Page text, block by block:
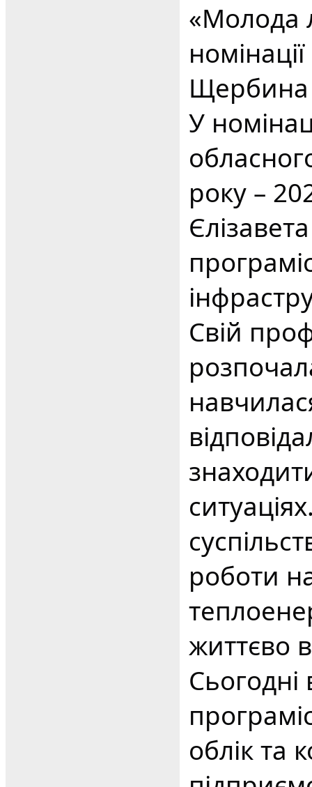
«Молода
Щербина
У
року –
Свій
роботи
життєво
облік та